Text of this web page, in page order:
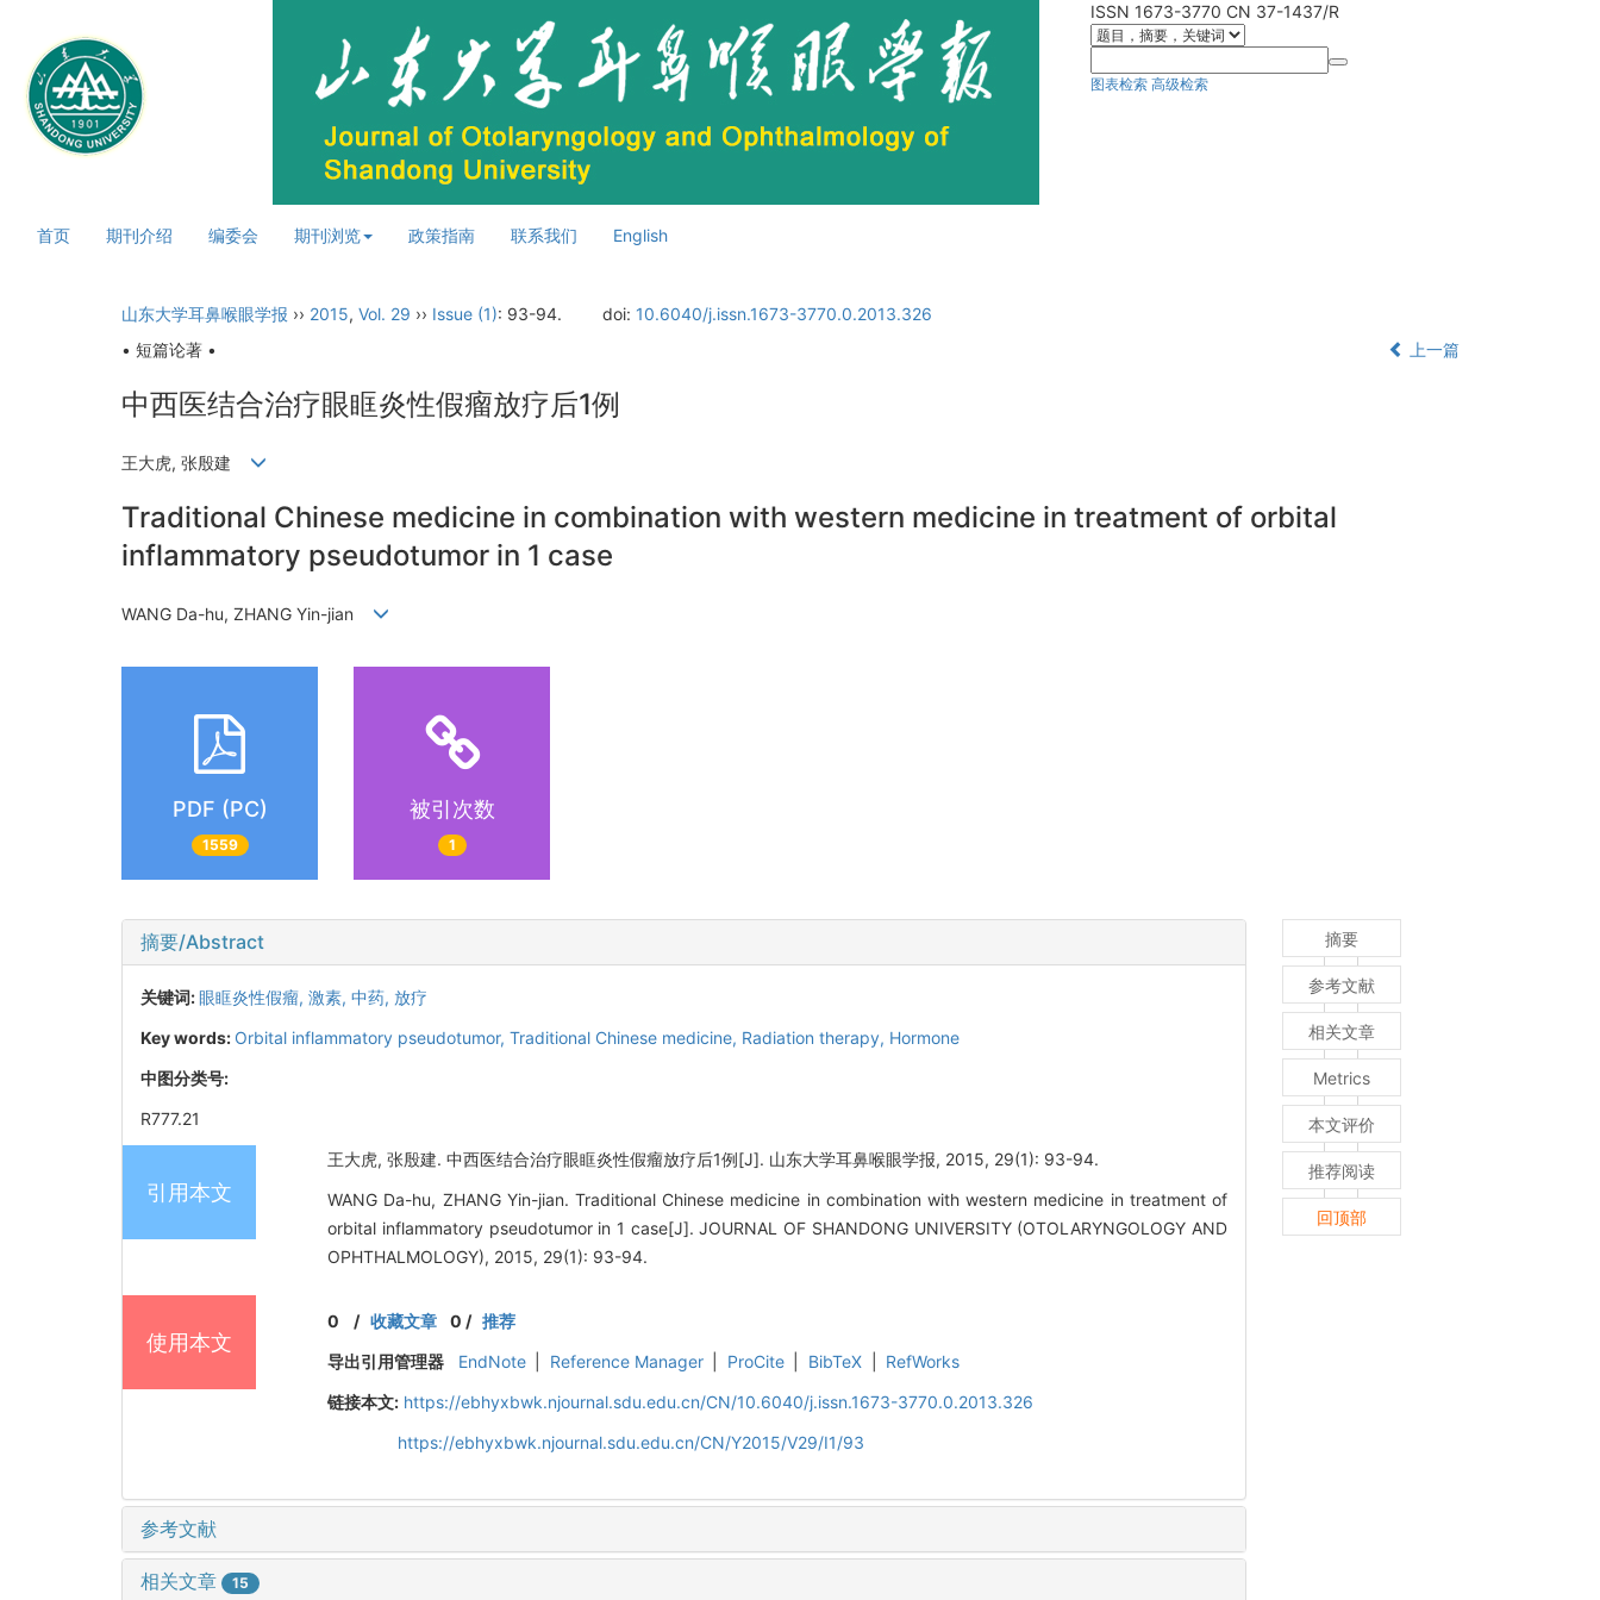
ISSN 1673-3770 CN 37-1437/R
图表检索 高级检索
首页 期刊介绍 编委会 期刊浏览 政策指南 联系我们 English
山东大学耳鼻喉眼学报 ›› 2015, Vol. 29 ›› Issue (1): 93-94. doi: 10.6040/j.issn.1673-3770.0.2013.326
• 短篇论著 •
上一篇
中西医结合治疗眼眶炎性假瘤放疗后1例
王大虎, 张殷建
Traditional Chinese medicine in combination with western medicine in treatment of orbital
inflammatory pseudotumor in 1 case
WANG Da-hu, ZHANG Yin-jian
PDF (PC)
1559
被引次数
1
摘要/Abstract
关键词:眼眶炎性假瘤, 激素, 中药, 放疗
Key words: Orbital inflammatory pseudotumor, Traditional Chinese medicine, Radiation therapy, Hormone
中图分类号:
R777.21
引用本文
王大虎, 张殷建. 中西医结合治疗眼眶炎性假瘤放疗后1例[J]. 山东大学耳鼻喉眼学报, 2015, 29(1): 93-94.
WANG Da-hu, ZHANG Yin-jian. Traditional Chinese medicine in combination with western medicine in treatment of
orbital inflammatory pseudotumor in 1 case[J]. JOURNAL OF SHANDONG UNIVERSITY (OTOLARYNGOLOGY AND
OPHTHALMOLOGY), 2015, 29(1): 93-94.
使用本文
0 /收藏文章 0 / 推荐
导出引用管理器
EndNote Reference Manager ProCite BibTeX
RefWorks
链接本文: https://ebhyxbwk.njournal.sdu.edu.cn/CN/10.6040/j.issn.1673-3770.0.2013.326
https://ebhyxbwk.njournal.sdu.edu.cn/CN/Y2015/V29/I1/93
参考文献
相关文章 15
摘要
参考文献
相关文章
Metrics
本文评价
推荐阅读
回顶部